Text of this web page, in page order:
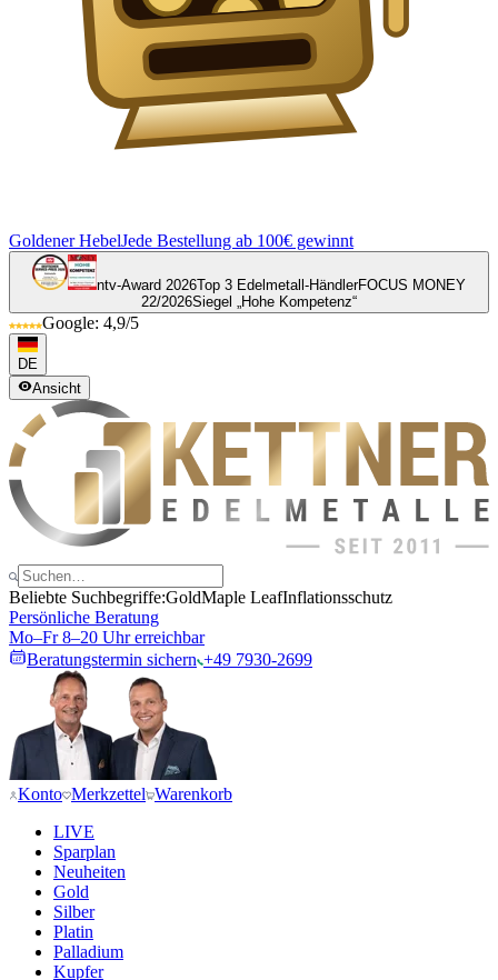
Goldener HebelJede Bestellung ab 100€ gewinnt
ntv-Award 2026Top 3 Edelmetall-HändlerFOCUS MONEY
22/2026Siegel „Hohe Kompetenz“
Google: 4,9/5
DE
Ansicht
Beliebte Suchbegriffe:GoldMaple LeafInflationsschutz
Persönliche Beratung
Mo–Fr 8–20 Uhr erreichbar
Beratungstermin sichern +49 7930-2699
Konto Merkzettel Warenkorb
LIVE
Sparplan
Neuheiten
Gold
Silber
Platin
Palladium
Kupfer